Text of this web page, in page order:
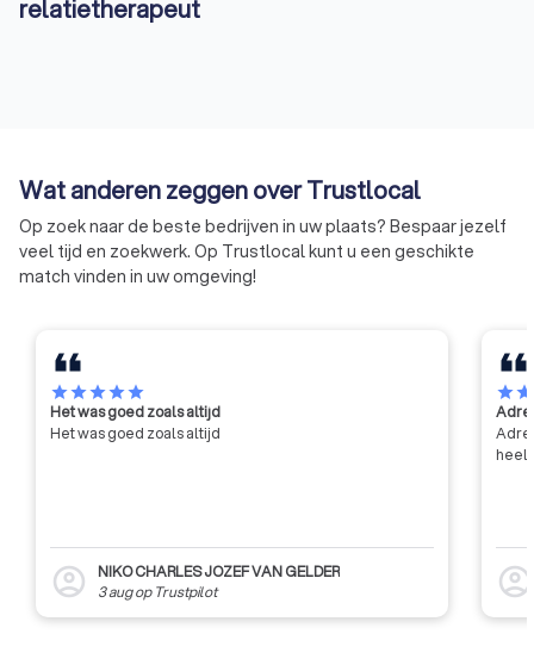
vinden van de juiste relatietherapeut in Bornem. Zo kunt u
relatietherapeut
Wat anderen zeggen over Trustlocal
Op zoek naar de beste bedrijven in uw plaats? Bespaar jezelf
veel tijd en zoekwerk. Op Trustlocal kunt u een geschikte
match vinden in uw omgeving!
starstarstarstarstar
Het was goed zoals altijd
Het was goed zoals altijd
account_circle
NIKO CHARLES JOZEF VAN GELDER
3 augop Trustpilot
starstar
heel
account_circle